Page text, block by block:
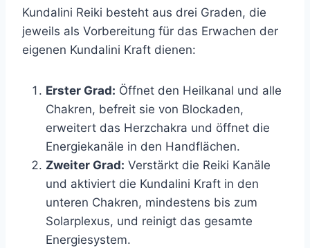
Kundalini Reiki besteht aus drei Graden, die
jeweils als Vorbereitung für das Erwachen der
eigenen Kundalini Kraft dienen:
Erster Grad: Öffnet den Heilkanal und alle
Chakren, befreit sie von Blockaden,
erweitert das Herzchakra und öffnet die
Energiekanäle in den Handflächen.
Zweiter Grad: Verstärkt die Reiki Kanäle
und aktiviert die Kundalini Kraft in den
unteren Chakren, mindestens bis zum
Solarplexus, und reinigt das gesamte
Energiesystem.